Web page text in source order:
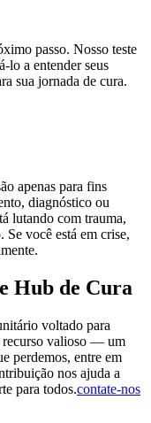
passo. Nosso teste
lo a entender seus
sua jornada de cura.
apenas para fins
diagnóstico ou
lutando com trauma,
você está em crise,
Hub de Cura
voltado para
recurso valioso — um
perdemos, entre em
nos ajuda a
para todos.contate-nos